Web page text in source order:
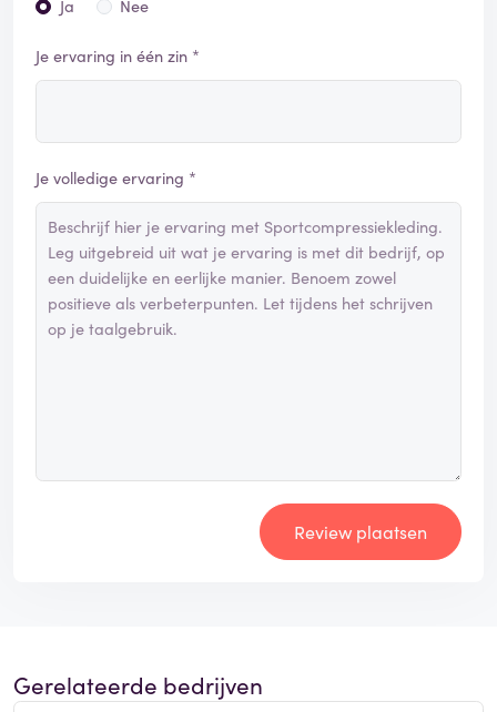
Ja Nee
Je ervaring in één zin *
Je volledige ervaring *
Review plaatsen
Gerelateerde bedrijven